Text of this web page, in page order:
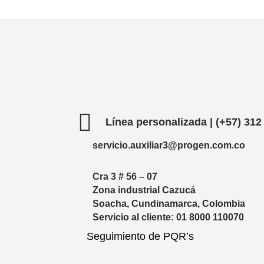
 Línea personalizada | (+57) 312
servicio.auxiliar3@progen.com.co
Cra 3 # 56 – 07
Zona industrial Cazucá
Soacha, Cundinamarca, Colombia
Servicio al cliente: 01 8000 110070
Seguimiento de PQR’s